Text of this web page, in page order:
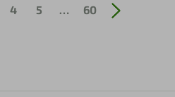
4 5 … 60